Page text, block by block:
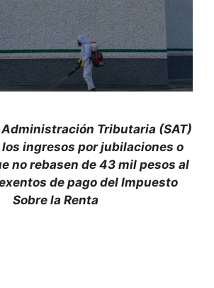
Administración Tributaria (SAT)
ingresos por jubilaciones o
no rebasen de 43 mil pesos al
de pago del Impuesto
Sobre la Renta